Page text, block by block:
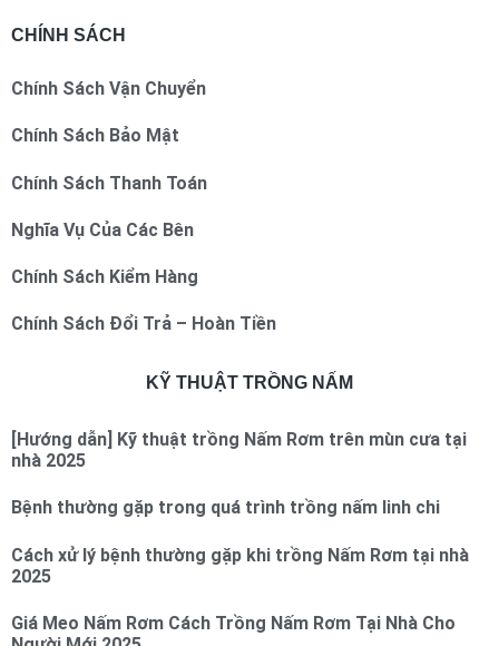
CHÍNH SÁCH
Chính Sách Vận Chuyển
Chính Sách Bảo Mật
Chính Sách Thanh Toán
Nghĩa Vụ Của Các Bên
Chính Sách Kiểm Hàng
Chính Sách Đổi Trả – Hoàn Tiền
KỸ THUẬT TRỒNG NẤM
[Hướng dẫn] Kỹ thuật trồng Nấm Rơm trên mùn cưa tại
nhà 2025
Bệnh thường gặp trong quá trình trồng nấm linh chi
Cách xử lý bệnh thường gặp khi trồng Nấm Rơm tại nhà
2025
Giá Meo Nấm Rơm Cách Trồng Nấm Rơm Tại Nhà Cho